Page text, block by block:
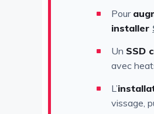
Pour
installer
Un SSD
avec
L’
vissage,